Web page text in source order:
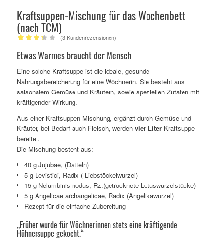
Kraftsuppen-Mischung für das Wochenbett
(nach TCM)
mit3.33
von 5,
basierend
auf
3
Kundenbewertungen
(3Kundenrezensionen)
Etwas Warmes braucht der Mensch
Eine solche Kraftsuppe ist die ideale, gesunde
Nahrungsbereicherung für eine Wöchnerin. Sie besteht aus
saisonalem Gemüse und Kräutern, sowie speziellen Zutaten mit
kräftigender Wirkung.
Aus einer Kraftsuppen-Mischung, ergänzt durch Gemüse und
Kräuter, bei Bedarf auch Fleisch, werden vier LiterKraftsuppe
bereitet.
Die Mischung besteht aus:
40 g Jujubae, (Datteln)
5 g Levistici, Radix ( Liebstöckelwurzel)
15 g Nelumbinis nodus, Rz.(getrocknete Lotuswurzelstücke)
5 g Angelicae archangelicae, Radix (Angelikawurzel)
Rezept für die einfache Zubereitung
„Früher wurde für Wöchnerinnen stets eine kräftigende
Hühnersuppe gekocht.“